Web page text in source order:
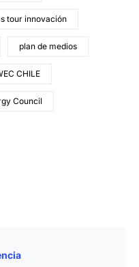
tour innovación
plan de medios
CHILE
Council